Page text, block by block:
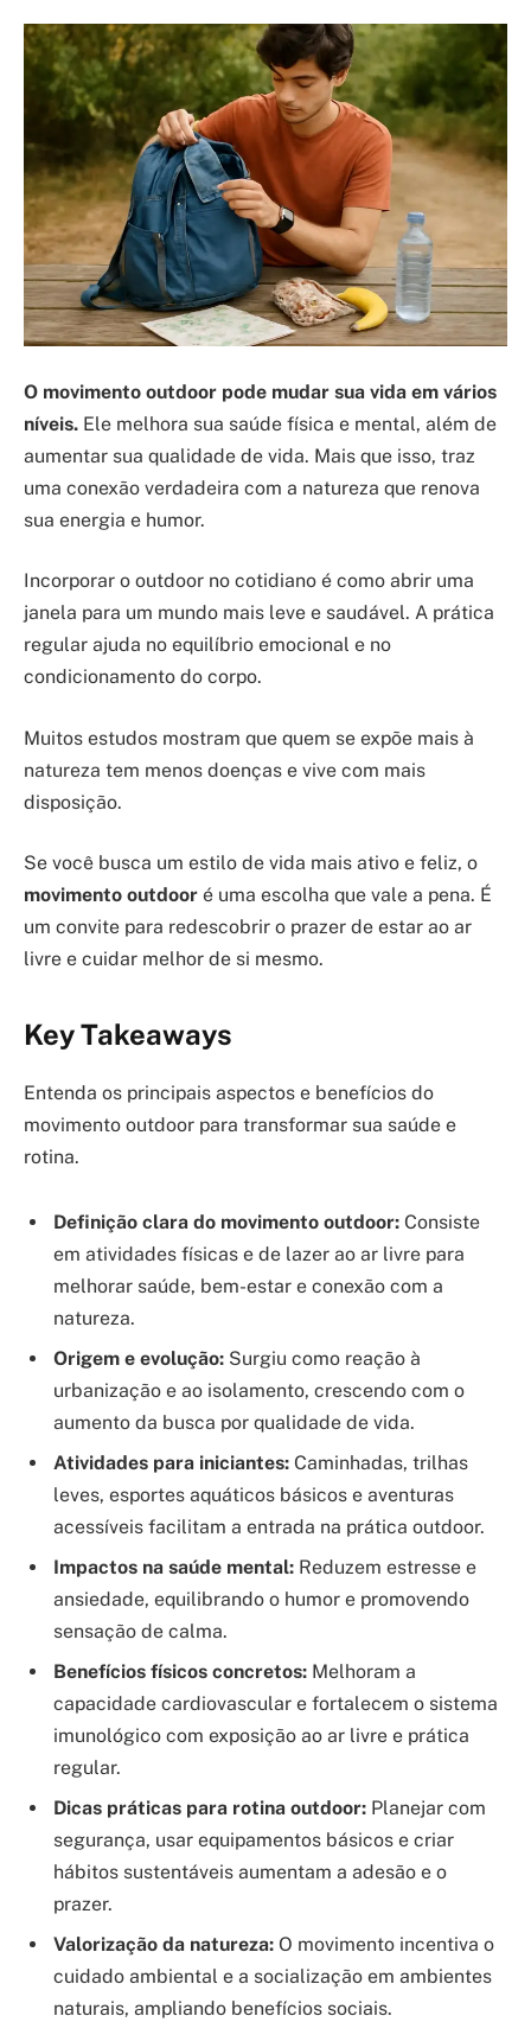
O movimento outdoor pode mudar sua vida em vários
níveis. Ele melhora sua saúde física e mental, além de
aumentar sua qualidade de vida. Mais que isso, traz
uma conexão verdadeira com a natureza que renova
sua energia e humor.
Incorporar o outdoor no cotidiano é como abrir uma
janela para um mundo mais leve e saudável. A prática
regular ajuda no equilíbrio emocional e no
condicionamento do corpo.
Muitos estudos mostram que quem se expõe mais à
natureza tem menos doenças e vive com mais
disposição.
Se você busca um estilo de vida mais ativo e feliz, o
movimento outdoor é uma escolha que vale a pena. É
um convite para redescobrir o prazer de estar ao ar
livre e cuidar melhor de si mesmo.
Key Takeaways
Entenda os principais aspectos e benefícios do
movimento outdoor para transformar sua saúde e
rotina.
Definição clara do movimento outdoor: Consiste
em atividades físicas e de lazer ao ar livre para
melhorar saúde, bem-estar e conexão com a
natureza.
Origem e evolução: Surgiu como reação à
urbanização e ao isolamento, crescendo com o
aumento da busca por qualidade de vida.
Atividades para iniciantes: Caminhadas, trilhas
leves, esportes aquáticos básicos e aventuras
acessíveis facilitam a entrada na prática outdoor.
Impactos na saúde mental: Reduzem estresse e
ansiedade, equilibrando o humor e promovendo
sensação de calma.
Benefícios físicos concretos: Melhoram a
capacidade cardiovascular e fortalecem o sistema
imunológico com exposição ao ar livre e prática
regular.
Dicas práticas para rotina outdoor: Planejar com
segurança, usar equipamentos básicos e criar
hábitos sustentáveis aumentam a adesão e o
prazer.
Valorização da natureza: O movimento incentiva o
cuidado ambiental e a socialização em ambientes
naturais, ampliando benefícios sociais.